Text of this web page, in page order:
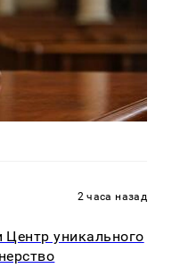
2 часа назад
уникального